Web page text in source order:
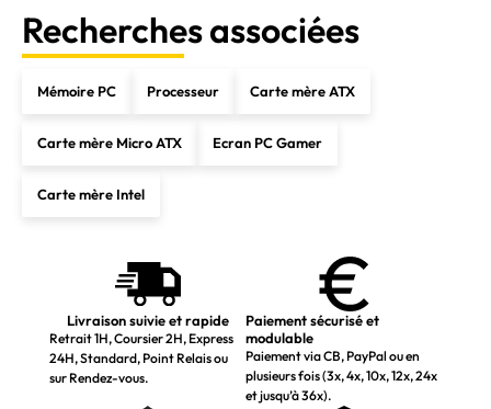
Recherches associées
Mémoire PC Processeur Carte mère ATX
Carte mère Micro ATX Ecran PC Gamer
Carte mère Intel
Livraison suivie et rapide
Retrait 1H, Coursier 2H, Express
24H, Standard, Point Relais ou
sur Rendez-vous.
Paiement sécurisé et
modulable
Paiement via CB, PayPal ou en
plusieurs fois (3x, 4x, 10x, 12x, 24x
et jusqu’à 36x).